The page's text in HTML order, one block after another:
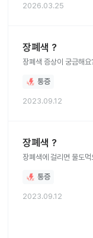
2026.03.25
장폐색 ?
장폐색 증상이 궁금해
통증
2023.09.12
장폐색 ?
장폐색에 걸리면 물도
통증
2023.09.12